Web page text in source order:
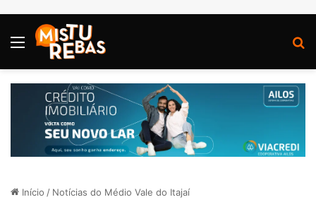
Menu
Início / Notícias do Médio Vale do Itajaí